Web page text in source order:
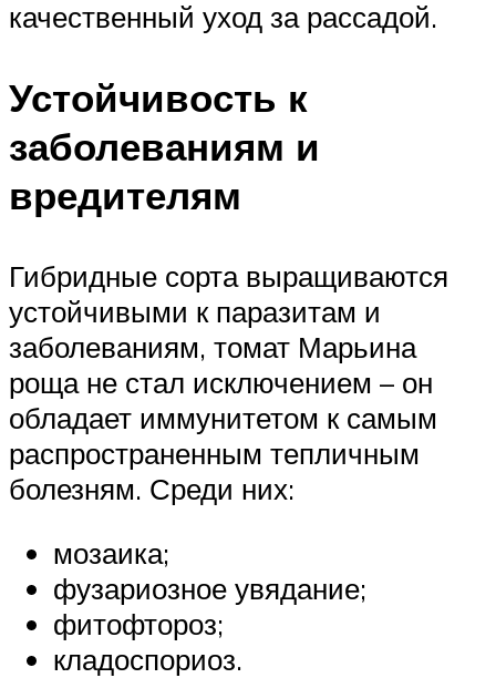
качественный уход за рассадой.
Устойчивость к
заболеваниям и
вредителям
Гибридные сорта выращиваются
устойчивыми к паразитам и
заболеваниям, томат Марьина
роща не стал исключением – он
обладает иммунитетом к самым
распространенным тепличным
болезням. Среди них:
мозаика;
фузариозное увядание;
фитофтороз;
кладоспориоз.